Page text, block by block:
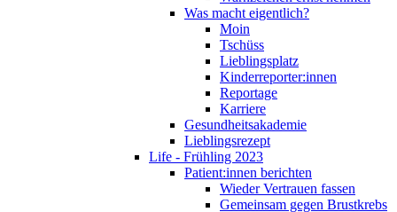
Was macht eigentlich?
Moin
Tschüss
Lieblingsplatz
Kinderreporter:innen
Reportage
Karriere
Gesundheitsakademie
Lieblingsrezept
Life - Frühling 2023
Patient:innen berichten
Wieder Vertrauen fassen
Gemeinsam gegen Brustkrebs